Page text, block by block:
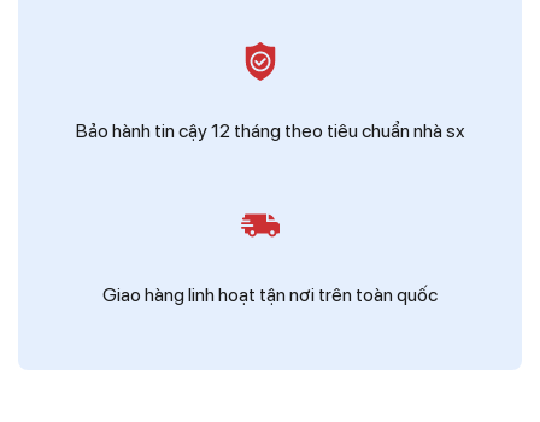
Bảo hành tin cậy 12 tháng theo tiêu chuẩn nhà sx
Giao hàng linh hoạt tận nơi trên toàn quốc